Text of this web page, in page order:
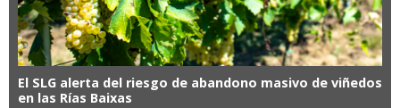
El SLG alerta del riesgo de abandono masivo de viñedos
en las Rías Baixas